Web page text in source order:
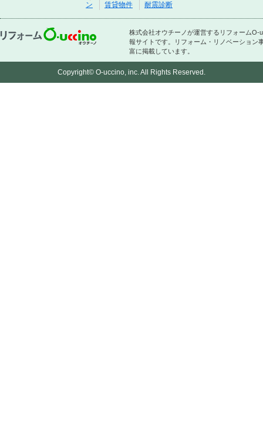
ン
賃貸物件 耐震診断
株式会社オウチーノが運営するリフォーム
報サイトです。リフォーム・リノベーション
富に掲載しています。
Copyright© O-uccino, inc. All Rights Reserved.